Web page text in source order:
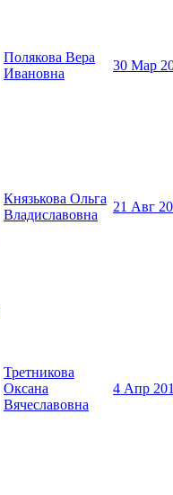
Полякова Вера
Ивановна
30 Мар
Князькова Ольга
Владиславовна
21 Авг
Третникова
Оксана
Вячеславовна
4 Апр